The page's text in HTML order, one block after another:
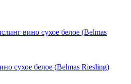
сухое белое (Belmas Riesling)